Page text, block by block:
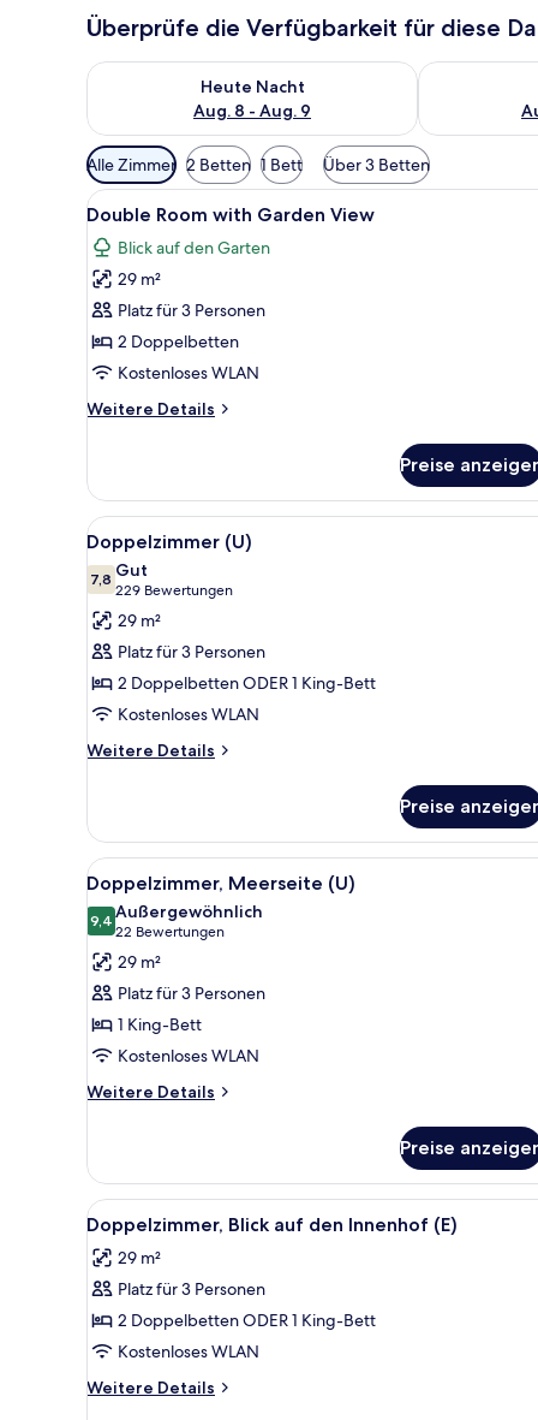
Überprüfe die Verfügbarkeit für diese
Heute Nacht
Aug. 8 - Aug. 9
Überprüfe die Verfügbarkeit für heute Nacht, Aug. 8
Überprüfe
Verfügbare
Filter
für
Zimmer
Alle Zimmer 2 Betten 1 Bett Über 3 Betten
Alle
Fotos
für
Double
Room
with
Garden
anzeigen
Minibar, Zimmersafe,
4
Double Room with Garden View
Blick auf den Garten
29 m²
Platz für 3 Personen
2 Doppelbetten
Kostenloses WLAN
Weitere Details
Weitere
Room
with
Garden
View
Preise
Alle
Fotos
für
Doppelzimmer
(U)
anzeigen
Ein Hotelzimmer mit zwei
5
Doppelzimmer (U)
7,87,8 von 10
Gut
229 Bewertungen
(229
Bewertungen)
29 m²
Platz für 3 Personen
2 Doppelbetten ODER 1 King-Bett
Kostenloses WLAN
Weitere Details
Weitere
(U)
Preise
Alle
Fotos
für
Doppelzimmer,
Meerseite
(U)
anzeigen
Ein Hotelzimmer mit Bett,
5
Doppelzimmer, Meerseite (U)
9,49,4 von 10
Außergewöhnlich
22 Bewertungen
(22
Bewertungen)
29 m²
Platz für 3 Personen
1 King-Bett
Kostenloses WLAN
Weitere Details
Weitere
Meerseite
(U)
Preise
Alle
Fotos
für
Doppelzimmer,
Blick
auf
den
Innenhof
Ein Hotelzimmer mit zwei
5
Doppelzimmer, Blick auf den Innenhof (E)
29 m²
Platz für 3 Personen
2 Doppelbetten ODER 1 King-Bett
Kostenloses WLAN
Weitere Details
Weitere